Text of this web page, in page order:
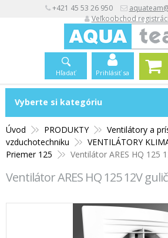
+421 45 53 26 950
Veľkoobchod
Hľadať Prihlásiť sa
Vyberte si kategóriu
Úvod PRODUKTY
Ventilátory a
vzduchotechniku
VENTILÁTORY
Priemer 125
Ventilátor ARES HQ 125
Ventilátor ARES HQ 125 12V
Vyberte si kategóriu